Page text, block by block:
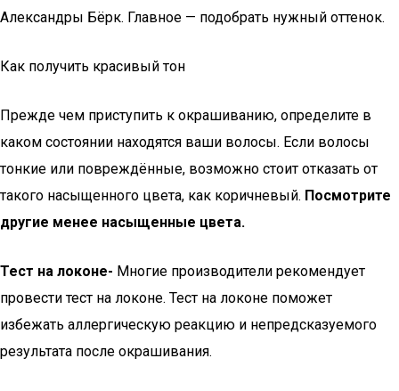
Александры Бёрк. Главное — подобрать нужный оттенок.
Как получить красивый тон
Прежде чем приступить к окрашиванию, определите в
каком состоянии находятся ваши волосы. Если волосы
тонкие или повреждённые, возможно стоит отказать от
такого насыщенного цвета, как коричневый. Посмотрите
другие менее насыщенные цвета.
Тест на локоне- Многие производители рекомендует
провести тест на локоне. Тест на локоне поможет
избежать аллергическую реакцию и непредсказуемого
результата после окрашивания.